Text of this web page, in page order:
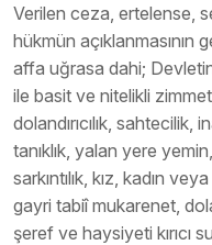
Verilen ceza, ertelense,
hükmün açıklanmasının
affa uğrasa dahi;
ile basit ve nitelikli
dolandırıcılık,
tanıklık, yalan yere
sarkıntılık, kız, kadın
gayri tabiî mukarenet,
şeref ve haysiyeti kırıcı